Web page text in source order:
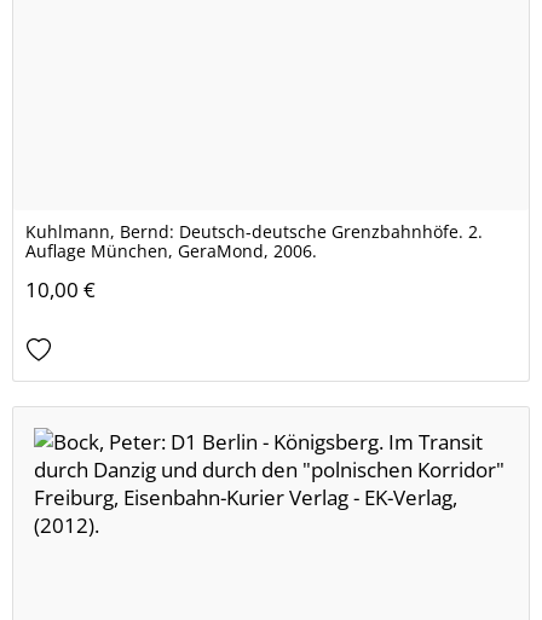
Kuhlmann, Bernd: Deutsch-deutsche Grenzbahnhöfe. 2.
Auflage München, GeraMond, 2006.
10,00 €